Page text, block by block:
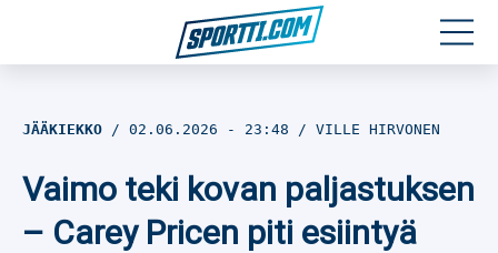
Jalkapallo
JÄÄKIEKKO 02.06.2026 - 23:48 VILLE HIRVONEN
Vaimo teki kovan paljastuksen
– Carey Pricen piti esiintyä